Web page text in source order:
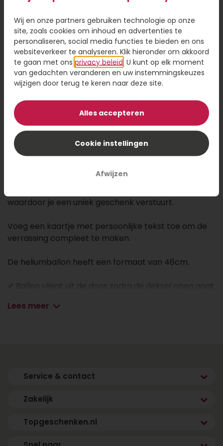
Kaartje toevoegen
Voeg een kaart toe met jouw persoonlijke tekst
1,95
Voeg toe aan winkelwagen
Stuur de ontvanger een heliumballon waarvan
geliefd voelen met deze vrolijke ballon. Bovendien is
waardoor je een uniek geschenk verstuurt.
Voeg een kaartje met persoonlijke tekst toe om de
verrassing compleet te maken.
De heliumballon heeft een formaat van 46cm.
✔ Ballon vliegt uit de doos zodra de deksel open gaat
✔ Kies jouw eigen bezorgdatum
Lees meer
Service & contact
Zakelijk
Topgeschenken.nl
Wij en onze partners gebruiken technologie op onze
site, zoals cookies om inhoud en advertenties te
personaliseren, social media functies te bieden en ons
websiteverkeer te analyseren. Klik hieronder om akkoord
te gaan met ons privacy beleid . U kunt op elk moment
van gedachten veranderen en uw instemmingskeuzes
wijzigen door terug te keren naar deze site.
Alles accepteren
Cookie instellingen
Afwijzen